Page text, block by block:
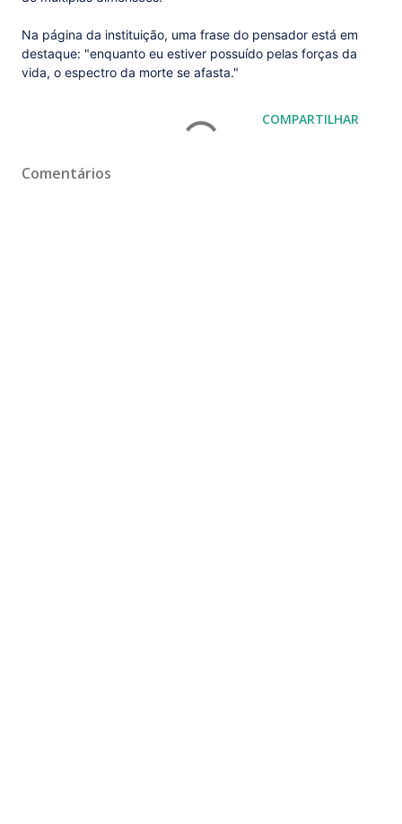
Na página da instituição, uma frase do pensador está em
destaque: "enquanto eu estiver possuído pelas forças da
vida, o espectro da morte se afasta."
COMPARTILHAR
Comentários